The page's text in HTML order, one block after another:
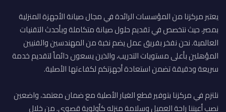
يعتبر مركزنا من المؤسسات الرائدة في مجال صيانة الأجهزة المنزلية
بمصر، حيث نتخصص في تقديم حلول صيانة متكاملة وبأحدث التقنيات
العالمية. نحن نفخر بفريق عمل يضم نخبة من المهندسين والفنيين
المؤهلين بأعلى مستويات التدريب، والذين يسعون دائماً لتقديم خدمة
سريعة ودقيقة تضمن استعادة أجهزتكم لكفاءتها الأصلية.
نلتزم في مركزنا بتوفير قطع الغيار الأصلية مع ضمان معتمد، واضعين
نصب أعيننا راحة العميل وسلامة منزله كأولوية قصوى. من خلال